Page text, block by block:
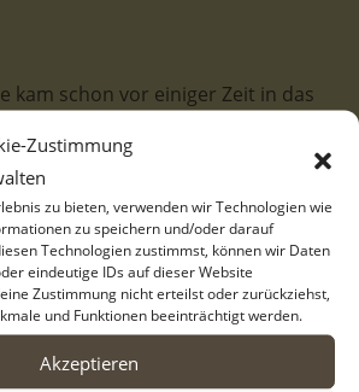
Zustimmung
zu bieten, verwenden wir Technologien wie
zu speichern und/oder darauf
Technologien zustimmst, können wir Daten
eindeutige IDs auf dieser Website
Zustimmung nicht erteilst oder zurückziehst,
und Funktionen beeinträchtigt werden.
Akzeptieren
kam schon vor einiger Zeit in das
von den anderen Hunden
Somit wünschen wir uns
entdeckt und adoptiert wird
hinter sich lassen
Neville ist eine ganz entzückende